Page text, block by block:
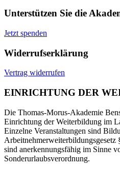
Unterstützen Sie die
Jetzt spenden
Widerrufserklärung
Vertrag widerrufen
EINRICHTUNG DER
Die Thomas-Morus-Akademie
Einrichtung der Weiterbildung im
Einzelne Veranstaltungen sind
Arbeitnehmerweiterbildungsgesetz
sind anerkennungsfähig im Sinne
Sonderurlaubsverordnung.